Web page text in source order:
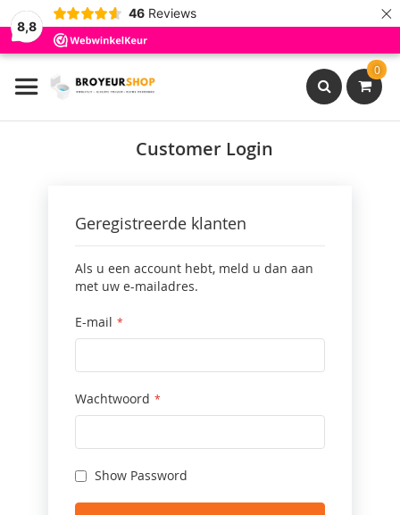
8,8
46 Reviews ×
Ga
naar
de
0
Search
Customer Login
Geregistreerde klanten
Als u een account hebt, meld u dan aan
met uw e-mailadres.
E-mail
Wachtwoord
Show Password